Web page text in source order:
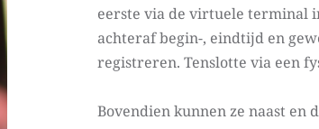
eerste via de virtuele terminal
achteraf begin-, eindtijd en
registreren. Tenslotte via een
Bovendien kunnen ze naast